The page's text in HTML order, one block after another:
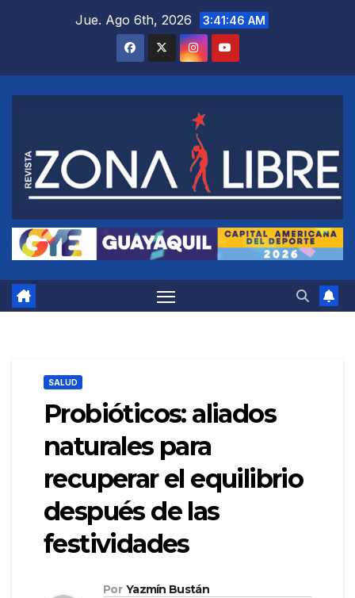
Jue. Ago 6th, 2026 3:41:47 AM
SALUD
Probióticos: aliados
naturales para
recuperar el equilibrio
después de las
festividades
Por Yazmín Bustán